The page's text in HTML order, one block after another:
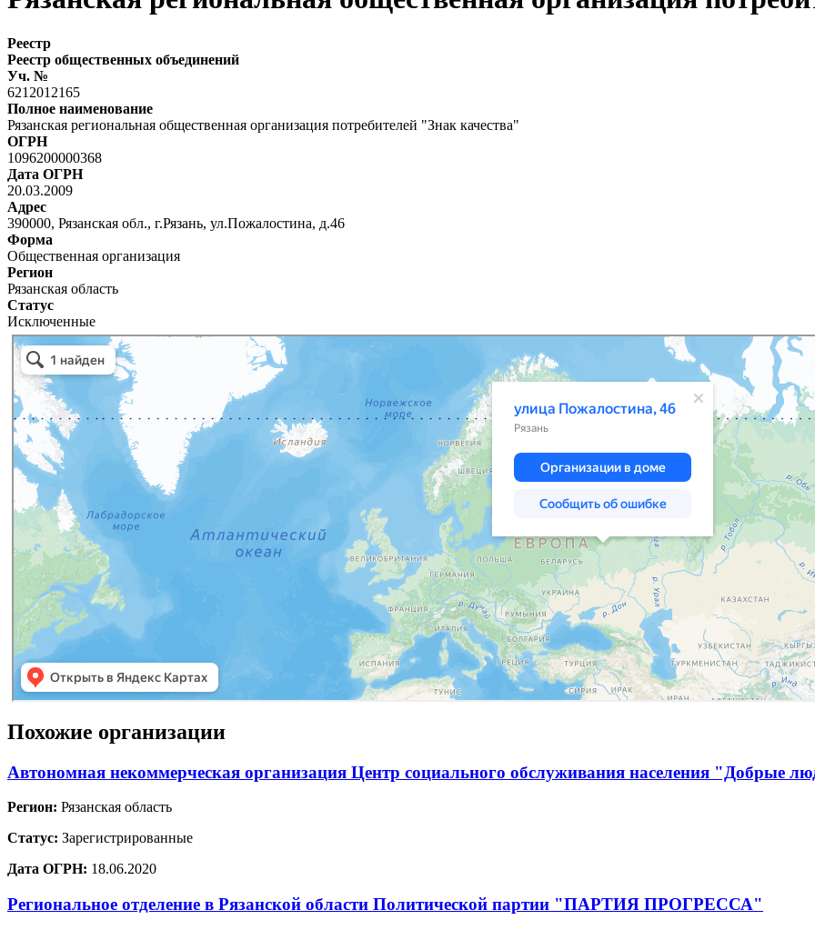
Реестр
Реестр общественных объединений
Уч. №
6212012165
Полное наименование
Рязанская региональная общественная организация потребителей "Знак качества"
ОГРН
1096200000368
Дата ОГРН
20.03.2009
Адрес
390000, Рязанская обл., г.Рязань, ул.Пожалостина, д.46
Форма
Общественная организация
Регион
Рязанская область
Статус
Исключенные
Похожие организации
Автономная некоммерческая организация Центр социального обслуживания населения "Добрые
Регион: Рязанская область
Статус: Зарегистрированные
Дата ОГРН: 18.06.2020
Региональное отделение в Рязанской области Политической партии "ПАРТИЯ ПРОГРЕССА"